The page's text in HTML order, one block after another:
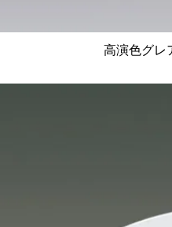
高演色グレ